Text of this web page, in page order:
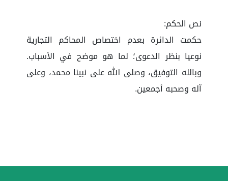
نص الحكم:
حكمت الدائرة بعدم اختصاص المحاكم التجارية
نوعيا بنظر الدعوى؛ لما هو موضح في الأسباب.
وبالله التوفيق، وصلى الله على نبينا محمد، وعلى
آله وصحبه أجمعين.